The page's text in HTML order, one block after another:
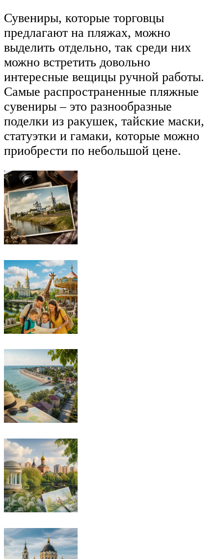
Сувениры, которые торговцы
предлагают на пляжах, можно
выделить отдельно, так среди них
можно встретить довольно
интересные вещицы ручной работы.
Самые распространенные пляжные
сувениры – это разнообразные
поделки из ракушек, тайские маски,
статуэтки и гамаки, которые можно
приобрести по небольшой цене.